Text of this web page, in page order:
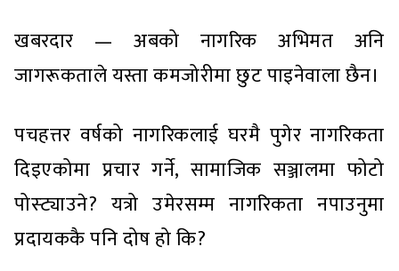
खबरदार — अबको नागरिक अभिमत अनि
जागरूकताले यस्ता कमजोरीमा छुट पाइनेवाला छैन।
पचहत्तर वर्षको नागरिकलाई घरमै पुगेर नागरिकता
दिइएकोमा प्रचार गर्ने, सामाजिक सञ्जालमा फोटो
पोस्ट्याउने? यत्रो उमेरसम्म नागरिकता नपाउनुमा
प्रदायककै पनि दोष हो कि?